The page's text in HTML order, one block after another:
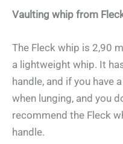
Vaulting whip from
The Fleck whip is 2,90
a lightweight whip. It
handle, and if you have
when lunging, and you
recommend the Fleck
handle.